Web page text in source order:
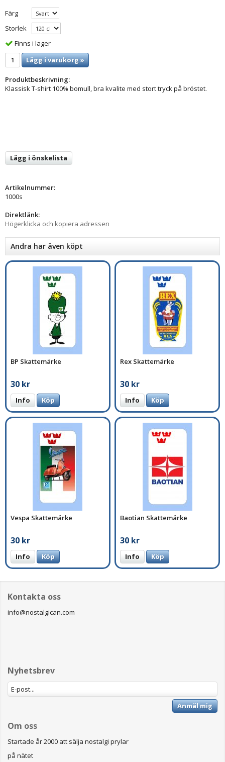
Färg
Storlek
Finns i lager
Lägg i varukorg »
Produktbeskrivning:
Klassisk T-shirt 100% bomull, bra kvalite med stort tryck på bröstet.
Lägg i önskelista
Artikelnummer:
1000s
Direktlänk:
Högerklicka och kopiera adressen
Andra har även köpt
BP Skattemärke
30 kr
Info Köp
Rex Skattemärke
30 kr
Info Köp
Vespa Skattemärke
30 kr
Info Köp
Baotian Skattemärke
30 kr
Info Köp
Kontakta oss
info@nostalgican.com
Nyhetsbrev
Anmäl mig
Om oss
Startade år 2000 att sälja nostalgi prylar
på nätet